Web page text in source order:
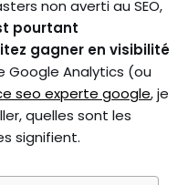
non averti au SEO,
pourtant
gagner en visibilité
Google Analytics (ou
seo experte google, je
quelles sont les
signifient.